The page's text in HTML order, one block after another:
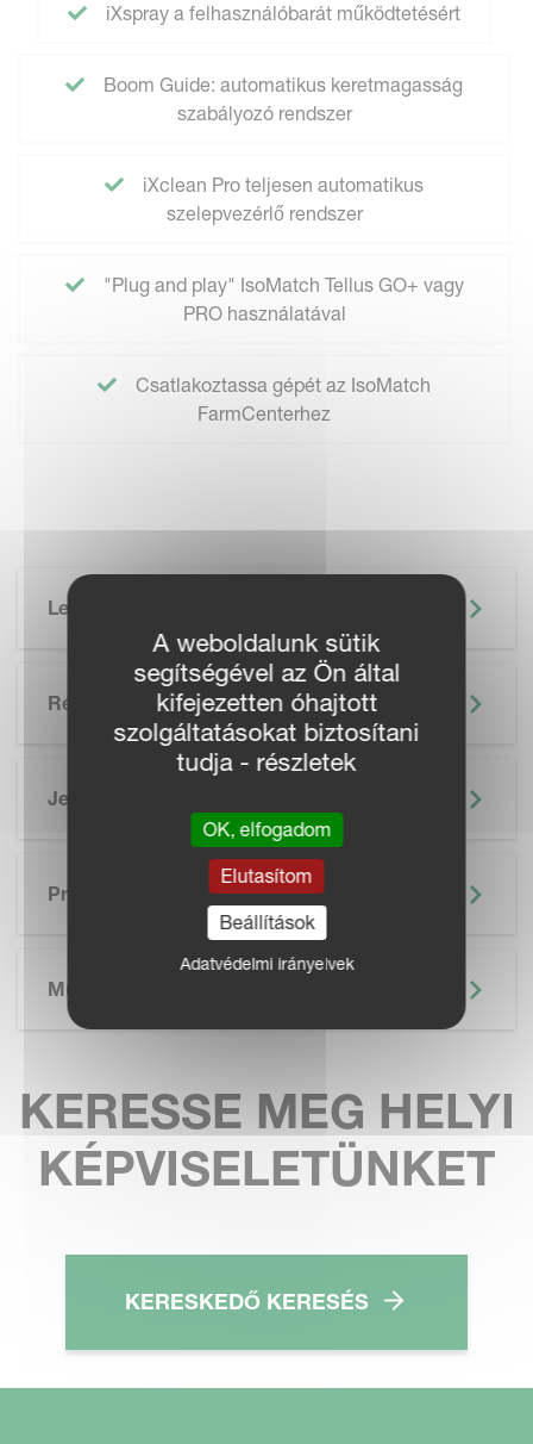
iXspray a felhasználóbarát működtetésért
Boom Guide: automatikus keretmagasság
szabályozó rendszer
iXclean Pro teljesen automatikus
szelepvezérlő rendszer
"Plug and play" IsoMatch Tellus GO+ vagy
PRO használatával
Csatlakoztassa gépét az IsoMatch
FarmCenterhez
Leírás
Részletek
Jellemzők
Prospektus
Műszaki Adatok
KERESSE MEG HELYI
KÉPVISELETÜNKET
KERESKEDŐ KERESÉS
A weboldalunk sütik
segítségével az Ön által
kifejezetten óhajtott
szolgáltatásokat biztosítani
tudja - részletek
OK, elfogadom
Elutasítom
Beállítások
Adatvédelmi irányelvek